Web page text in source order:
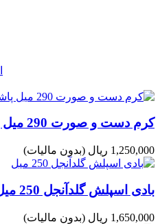
کرم دست و صورت 290 میل پاشا
1,250,000 ریال (بدون مالیات)
بادی اسپلش گلدآنجل 250 میل
1,650,000 ریال (بدون مالیات)